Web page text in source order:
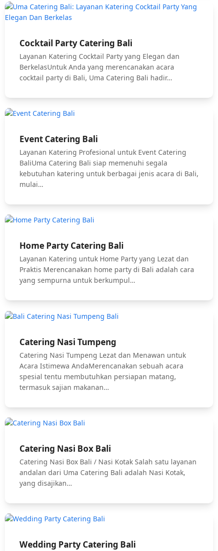
Cocktail Party Catering Bali
Layanan Katering Cocktail Party yang Elegan dan
BerkelasUntuk Anda yang merencanakan acara
cocktail party di Bali, Uma Catering Bali hadir…
Event Catering Bali
Layanan Katering Profesional untuk Event Catering
BaliUma Catering Bali siap memenuhi segala
kebutuhan katering untuk berbagai jenis acara di Bali,
mulai…
Home Party Catering Bali
Layanan Katering untuk Home Party yang Lezat dan
Praktis Merencanakan home party di Bali adalah cara
yang sempurna untuk berkumpul…
Catering Nasi Tumpeng
Catering Nasi Tumpeng Lezat dan Menawan untuk
Acara Istimewa AndaMerencanakan sebuah acara
spesial tentu membutuhkan persiapan matang,
termasuk sajian makanan…
Catering Nasi Box Bali
Catering Nasi Box Bali / Nasi Kotak Salah satu layanan
andalan dari Uma Catering Bali adalah Nasi Kotak,
yang disajikan…
Wedding Party Catering Bali